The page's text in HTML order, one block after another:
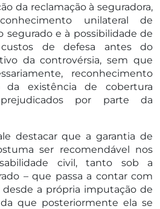
da reclamação à seguradora,
unilateral de
segurado e à possibilidade de
de defesa antes do
da controvérsia, sem que
reconhecimento
existência de cobertura
por parte da
destacar que a garantia de
ser recomendável nos
civil, tanto sob a
– que passa a contar com
a própria imputação de
que posteriormente ela se